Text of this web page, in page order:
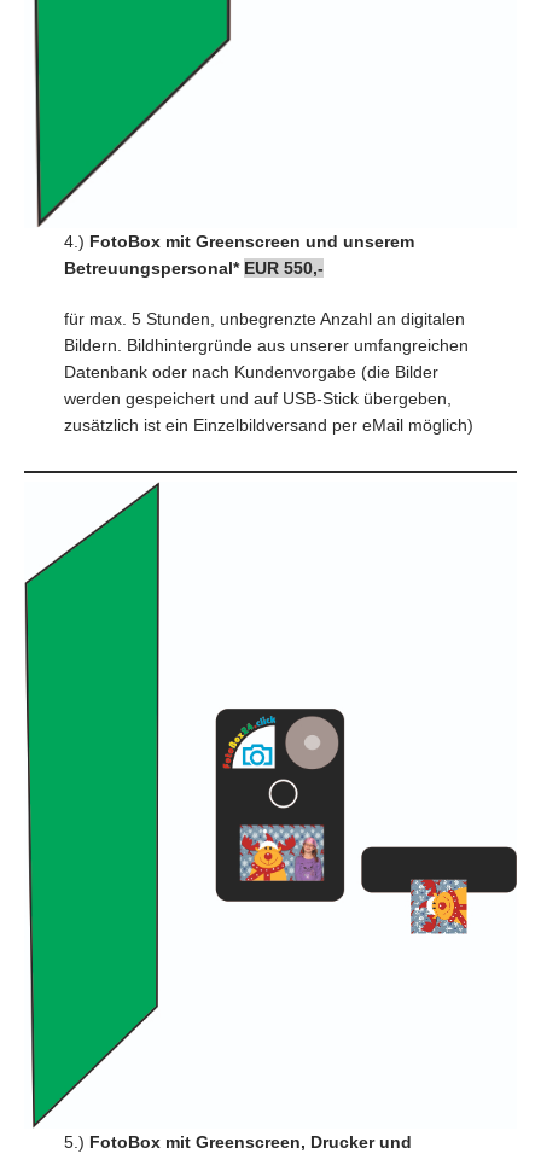
4.) FotoBox mit Greenscreen und unserem
Betreuungspersonal* EUR 550,-
für max. 5 Stunden, unbegrenzte Anzahl an digitalen
Bildern. Bildhintergründe aus unserer umfangreichen
Datenbank oder nach Kundenvorgabe (die Bilder
werden gespeichert und auf USB-Stick übergeben,
zusätzlich ist ein Einzelbildversand per eMail möglich)
5.) FotoBox mit Greenscreen, Drucker und